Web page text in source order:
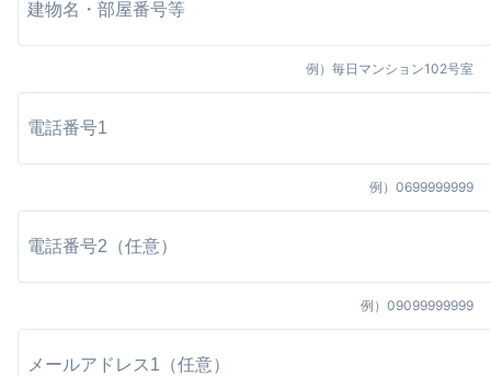
例） 毎日マンション102号室
例） 0699999999
例） 09099999999